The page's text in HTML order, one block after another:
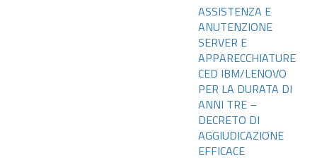
ASSISTENZA E
ANUTENZIONE
SERVER E
APPARECCHIATURE
CED IBM/LENOVO
PER LA DURATA DI
ANNI TRE –
DECRETO DI
AGGIUDICAZIONE
EFFICACE